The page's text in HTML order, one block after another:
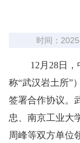
时间：
12月28日
称“武汉岩土所”
签署合作协议。
忠、南京工业大
周峰等双方单位